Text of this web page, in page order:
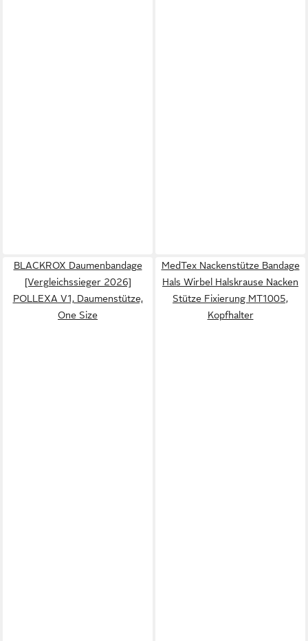
BLACKROX Daumenbandage
[Vergleichssieger 2026]
POLLEXA V1, Daumenstütze,
One Size
MedTex Nackenstütze Bandage
Hals Wirbel Halskrause Nacken
Stütze Fixierung MT1005,
Kopfhalter